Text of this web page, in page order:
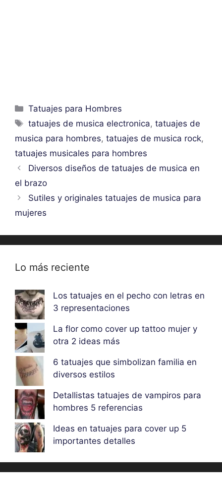
Categorías
Tatuajes para Hombres
Etiquetas
tatuajes de musica electronica,tatuajes de
musica para hombres, tatuajes de musica rock,
tatuajes musicales para hombres
Diversos diseños de tatuajes de musica en
el brazo
Sutiles y originales tatuajes de musica para
mujeres
Lo más reciente
Los tatuajes en el pecho con letras en
3 representaciones
La flor como cover up tattoo mujer y
otra 2 ideas más
6 tatuajes que simbolizan familia en
diversos estilos
Detallistas tatuajes de vampiros para
hombres 5 referencias
Ideas en tatuajes para cover up 5
importantes detalles